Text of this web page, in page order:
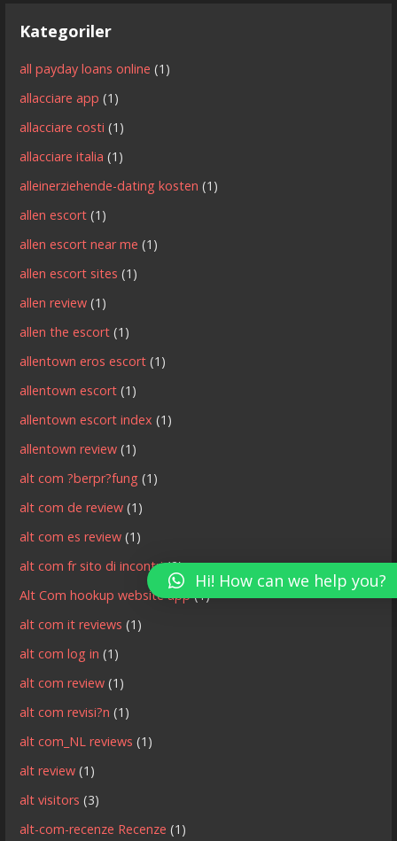
Kategoriler
all payday loans online (1)
allacciare app (1)
allacciare costi (1)
allacciare italia (1)
alleinerziehende-dating kosten (1)
allen escort (1)
allen escort near me (1)
allen escort sites (1)
allen review (1)
allen the escort (1)
allentown eros escort (1)
allentown escort (1)
allentown escort index (1)
allentown review (1)
alt com ?berpr?fung (1)
alt com de review (1)
alt com es review (1)
alt com fr sito di incontri(2)
Alt Com hookup website app(1)
alt com it reviews (1)
alt com log in (1)
alt com review (1)
alt com revisi?n (1)
alt com_NL reviews (1)
alt review (1)
alt visitors (3)
alt-com-recenze Recenze (1)
Hi! How can we help you?